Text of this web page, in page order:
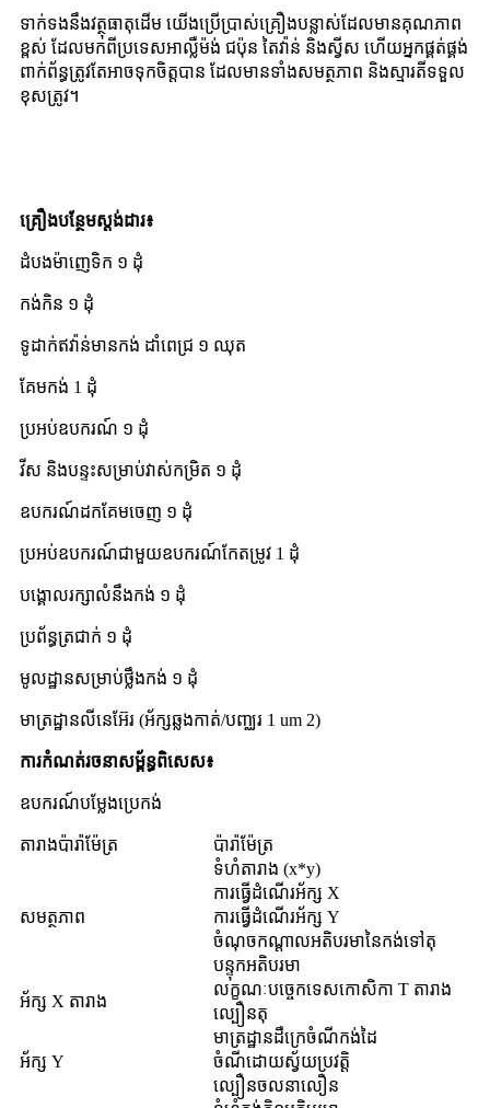
ទាក់ទងនឹងវត្ថុធាតុដើម យើងប្រើប្រាស់គ្រឿងបន្លាស់ដែលមានគុណភាព
ខ្ពស់ ដែលមកពីប្រទេសអាល្លឺម៉ង់ ជប៉ុន តៃវ៉ាន់ និងស្វីស ហើយអ្នកផ្គត់ផ្គង់
ពាក់ព័ន្ធត្រូវតែអាចទុកចិត្តបាន ដែលមានទាំងសមត្ថភាព និងស្មារតីទទួល
ខុសត្រូវ។
គ្រឿងបន្ថែមស្តង់ដារ៖
ដំបង​ម៉ាញេទិក ១ ដុំ
កង់កិន ១ ដុំ
ទូដាក់ឥវ៉ាន់មានកង់ ដាំពេជ្រ ១ ឈុត
គែមកង់ 1 ដុំ
ប្រអប់ឧបករណ៍ ១ ដុំ
វីស និងបន្ទះសម្រាប់វាស់កម្រិត ១ ដុំ
ឧបករណ៍​ដក​គែម​ចេញ ១ ដុំ
ប្រអប់ឧបករណ៍ជាមួយឧបករណ៍កែតម្រូវ 1 ដុំ
បង្គោល​រក្សា​លំនឹង​កង់ ១ ដុំ
ប្រព័ន្ធត្រជាក់ ១ ដុំ
មូលដ្ឋានសម្រាប់ថ្លឹងកង់ ១ ដុំ
មាត្រដ្ឋានលីនេអ៊ែរ (អ័ក្សឆ្លងកាត់/បញ្ឈរ 1 um 2)
ការកំណត់រចនាសម្ព័ន្ធពិសេស៖
ឧបករណ៍បម្លែងប្រេកង់
តារាងប៉ារ៉ាម៉ែត្រ ប៉ារ៉ាម៉ែត្រ
សមត្ថភាព
ទំហំតារាង (x*y)
ការធ្វើដំណើរអ័ក្ស X
ការធ្វើដំណើរអ័ក្ស Y
ចំណុចកណ្តាលអតិបរមានៃកង់ទៅតុ
បន្ទុកអតិបរមា
អ័ក្ស X តារាង
លក្ខណៈបច្ចេកទេសកោសិកា T តារាង
ល្បឿនតុ
អ័ក្ស Y
មាត្រដ្ឋានដឺក្រេចំណីកង់ដៃ
ចំណីដោយស្វ័យប្រវត្តិ
ល្បឿនចលនាលឿន